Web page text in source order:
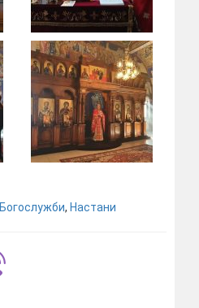
Богослужби, Настани